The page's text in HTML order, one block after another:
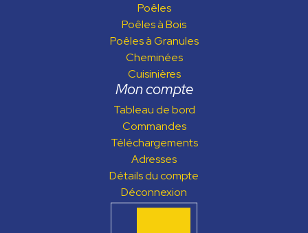
Poêles
Poêles à Bois
Poêles à Granules
Cheminées
Cuisinières
Mon compte
Tableau de bord
Commandes
Téléchargements
Adresses
Détails du compte
Déconnexion